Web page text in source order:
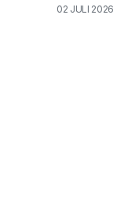
02 JULI 2026